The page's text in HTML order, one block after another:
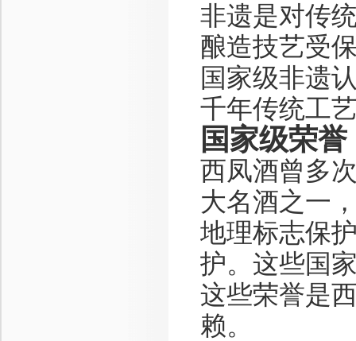
非遗是对传
酿造技艺受
国家级非遗
千年传统工
国家级荣誉
西凤酒曾多
大名酒之一
地理标志保
护。这些国
这些荣誉是
赖。